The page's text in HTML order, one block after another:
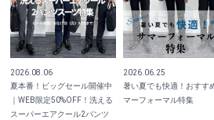
2026.08.06
夏本番！ビッグセール開催中
｜WEB限定50%OFF！洗える
スーパーエアクール2パンツ
2026.06.25
暑い夏でも快適！おすす
マーフォーマル特集